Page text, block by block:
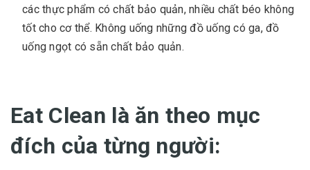
các thực phẩm có chất bảo quản, nhiều chất béo không
tốt cho cơ thể. Không uống những đồ uống có ga, đồ
uống ngọt có sẵn chất bảo quản.
Eat Clean là ăn theo mục
đích của từng người: